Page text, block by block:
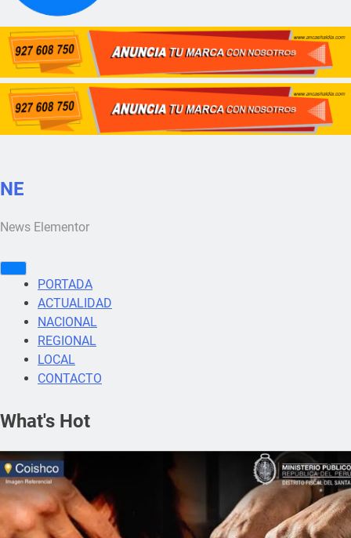
NE
News Elementor
PORTADA
ACTUALIDAD
NACIONAL
REGIONAL
LOCAL
CONTACTO
What's Hot